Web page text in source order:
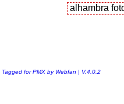
for PMX by Webfan | V.4.0.2